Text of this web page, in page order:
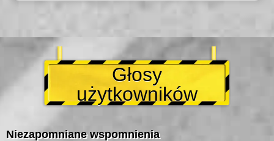
Głosy
użytkowników
Niezapomniane wspomnienia